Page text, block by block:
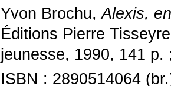
Yvon Brochu,Alexis,
Éditions Pierre
jeunesse, 1990, 141 p.
ISBN : 2890514064